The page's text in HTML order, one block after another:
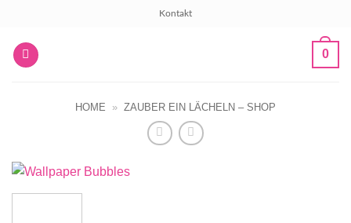
springen
Kontakt
0
HOME » ZAUBER EIN LÄCHELN – SHOP